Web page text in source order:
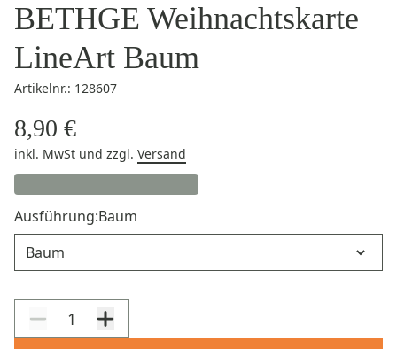
BETHGE Weihnachtskarte
LineArt Baum
Artikelnr.: 128607
8,90 €
inkl. MwSt und zzgl. Versand
Ausführung:Baum